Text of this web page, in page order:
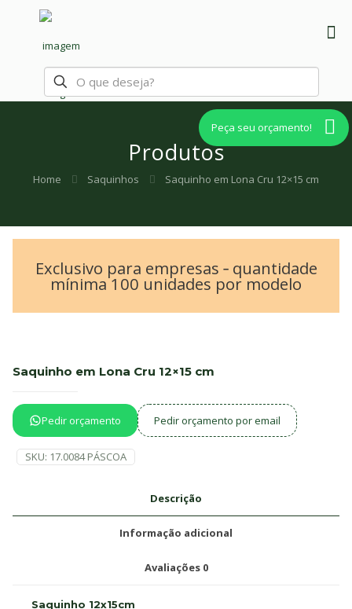
Produtos
Peça seu orçamento!
Home Saquinhos Saquinho em Lona Cru 12×15 cm
Exclusivo para empresas ‐ quantidade
mínima 100 unidades por modelo
Saquinho em Lona Cru 12×15 cm
Pedir orçamento Pedir orçamento por email
SKU: 17.0084 PÁSCOA
Descrição
Informação adicional
Avaliações 0
Saquinho 12x15cm